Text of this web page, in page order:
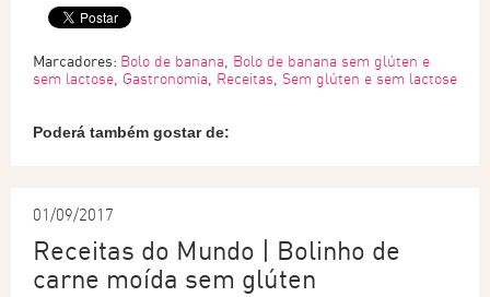
Marcadores: Bolo de banana, Bolo de banana sem glúten e
sem lactose, Gastronomia, Receitas, Sem glúten e sem lactose
Poderá também gostar de:
01/09/2017
Receitas do Mundo | Bolinho de
carne moída sem glúten